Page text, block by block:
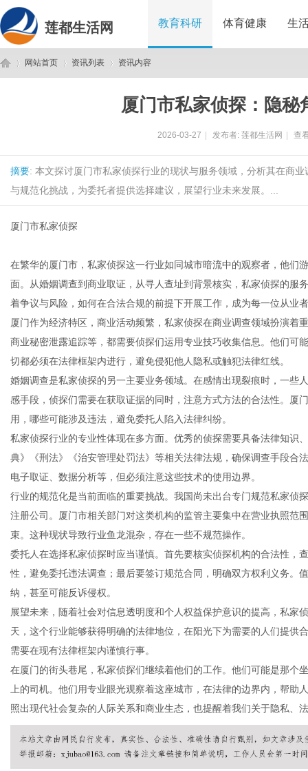
莲都生活网 教育科研 体育健康 生
网站首页 资讯列表 资讯内容
厦门市私家侦探：隐秘
2026-03-27 发布者: 莲都生活网 查
摘要: 本文探讨厦门市私家侦探行业的现状与服务领域，分析其在商
与规范化挑战，为委托者提供选择建议，展望行业未来发展。...
厦门市私家侦探
在繁华的厦门市，私家侦探这一行业如同城市暗流中的观察者，他们
面。从婚姻调查到商业取证，从寻人查址到背景核实，私家侦探的服
着争议与风险，如何在合法合规的前提下开展工作，成为每一位从业
厦门作为经济特区，商业活动频繁，私家侦探在商业调查领域扮演着
商业秘密泄露追踪等，都需要侦探们运用专业技巧收集信息。他们可
切都必须在法律框架内进行，避免侵犯他人隐私或触犯法律红线。
婚姻调查是私家侦探的另一主要业务领域。在感情出现裂痕时，一些
感手段，侦探们需要在获取证据的同时，注意方式方法的合法性。厦
用，哪些可能涉及违法，避免委托人陷入法律纠纷。
私家侦探行业的专业性体现在多方面。优秀的侦探需要具备法律知识
典》《刑法》《治安管理处罚法》等相关法律法规，确保调查手段合
电子取证、数据分析等，但必须注意这些技术的使用边界。
行业的规范化是当前面临的重要挑战。我国尚未出台专门规范私家侦
注册公司。厦门市相关部门对这类机构的监管主要集中在营业执照范
束。这种现状导致行业鱼龙混杂，存在一些不规范操作。
委托人在选择私家侦探时应当谨慎。首先要核实侦探机构的合法性，
性，避免委托违法调查；最后要签订规范合同，明确双方权利义务。
纳，甚至可能反诉侵权。
展望未来，随着社会对信息透明度和个人权益保护意识的提高，私家
天，这个行业能够获得明确的法律地位，在阳光下为需要的人们提供
需要在现有法律框架内谨慎行事。
在厦门的街头巷尾，私家侦探们继续着他们的工作。他们可能是那个
上的司机。他们用专业眼光观察着这座城市，在法律的边界内，帮
照出现代社会复杂的人际关系和商业生态，也提醒着我们关于隐私、